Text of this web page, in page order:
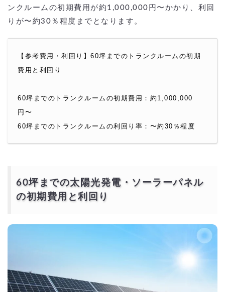
ンクルームの初期費用が約1,000,000円〜かかり、利回
りが〜約30％程度までとなります。
【参考費用・利回り】60坪までのトランクルームの初期
費用と利回り
60坪までのトランクルームの初期費用：約1,000,000
円〜
60坪までのトランクルームの利回り率：〜約30％程度
60坪までの太陽光発電・ソーラーパネル
の初期費用と利回り